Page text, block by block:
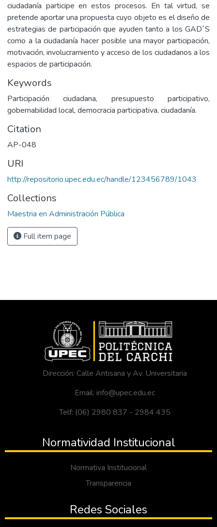
ciudadanía participe en estos procesos. En tal virtud, se
pretende aportar una propuesta cuyo objeto es el diseño de
estrategias de participación que ayuden tanto a los GAD´S
como a la ciudadanía hacer posible una mayor participación,
motivación, involucramiento y acceso de los ciudadanos a los
espacios de participación.
Keywords
Participación ciudadana, presupuesto participativo,
gobernabilidad local, democracia participativa, ciudadanía.
Citation
AP-048
URI
http://repositorio.upec.edu.ec/handle/123456789/1043
Collections
Maestria en Administración Pública
Full item page
Dirección: Calle Antisana y Av. Universitaria
Email: info@upec.edu.ec
Telf: (06) 2980 837 - 2984 435
Normatividad Institucional
Normativa Institucional
Transparencia
Redes Sociales